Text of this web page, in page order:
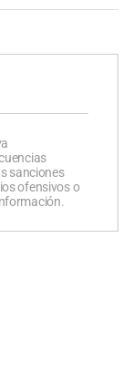
sanciones
ofensivos o